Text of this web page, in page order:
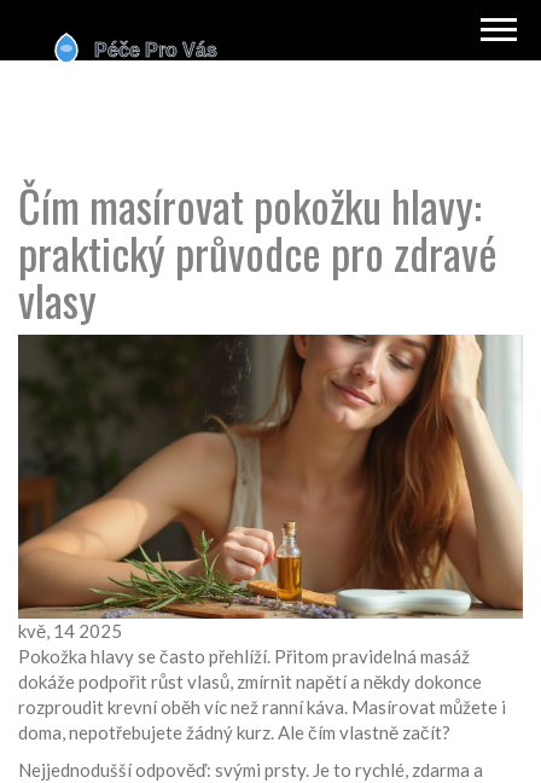
Čím masírovat pokožku hlavy:
praktický průvodce pro zdravé
vlasy
kvě, 14 2025
Pokožka hlavy se často přehlíží. Přitom pravidelná masáž
dokáže podpořit růst vlasů, zmírnit napětí a někdy dokonce
rozproudit krevní oběh víc než ranní káva. Masírovat můžete i
doma, nepotřebujete žádný kurz. Ale čím vlastně začít?
Nejjednodušší odpověď: svými prsty. Je to rychlé, zdarma a